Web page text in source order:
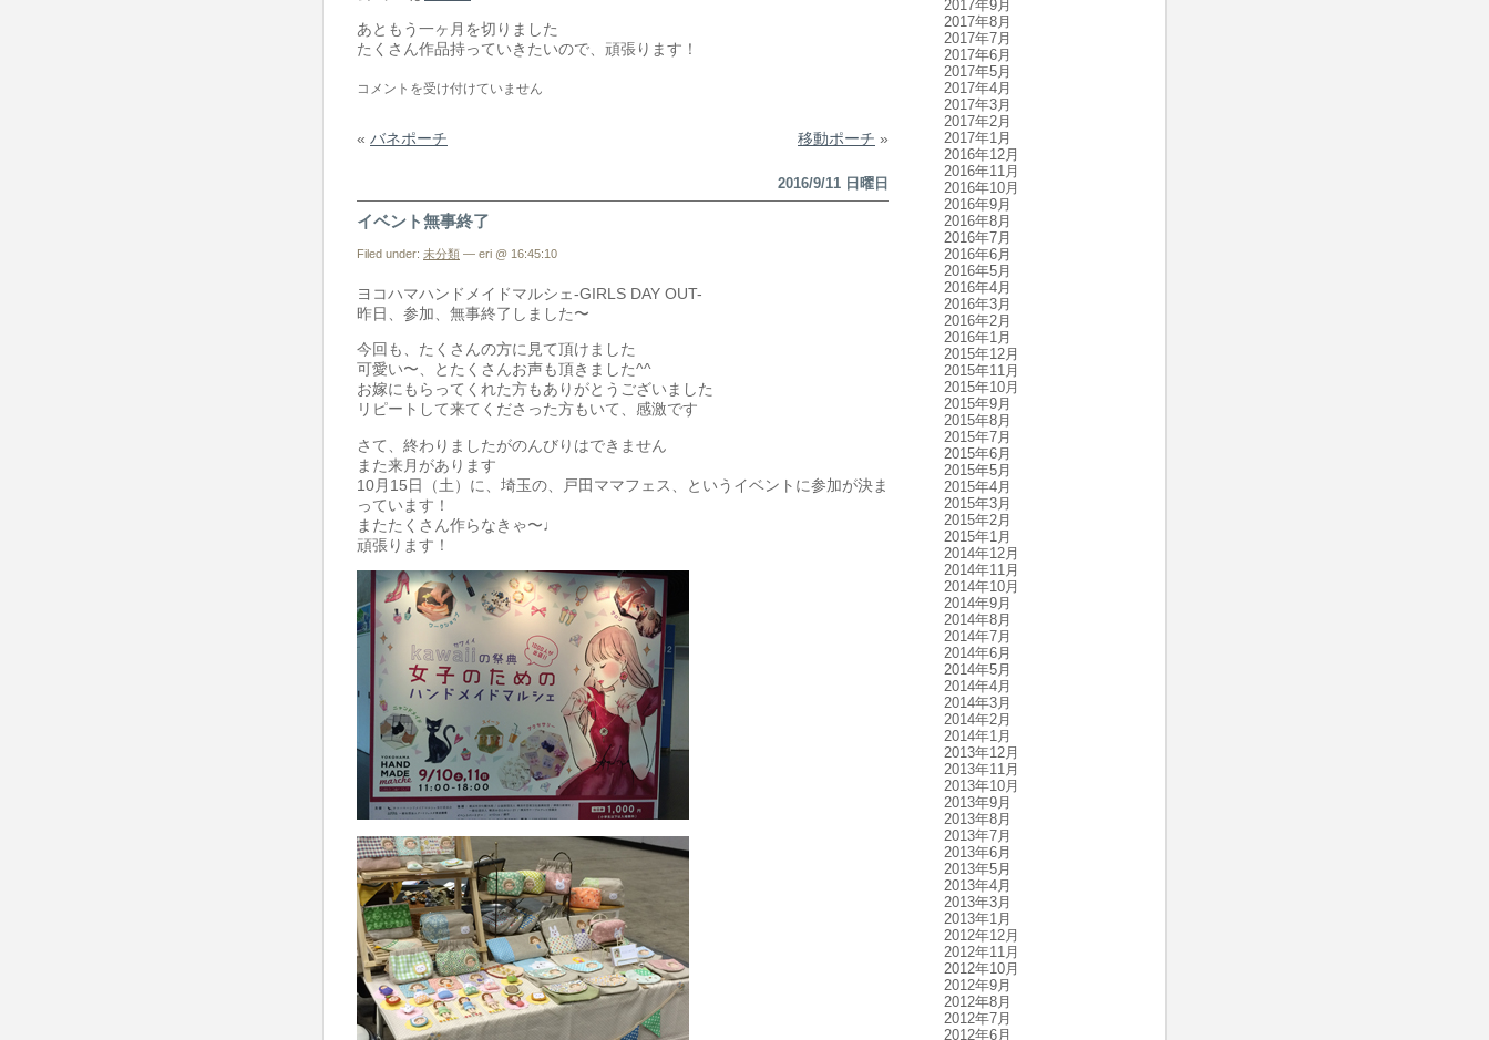
あともう一ヶ月を切りました
たくさん作品持っていきたいので、頑張ります！
移
ポ
チ
は
コメントを受け付けていません
« バネポーチ 移動ポーチ »
2016/9/11 日曜日
イベント無事終了
Filed under: 未分類 — eri @ 16:45:10
ヨコハマハンドメイドマルシェ-GIRLS DAY OUT-
昨日、参加、無事終了しました〜
今回も、たくさんの方に見て頂けました
可愛い〜、とたくさんお声も頂きました^^
お嫁にもらってくれた方もありがとうございました
リピートして来てくださった方もいて、感激です
さて、終わりましたがのんびりはできません
また来月があります
10月15日（土）に、埼玉の、戸田ママフェス、というイベントに参加が決ま
っています！
またたくさん作らなきゃ〜♩
頑張ります！
2017年9月
2017年8月
2017年7月
2017年6月
2017年5月
2017年4月
2017年3月
2017年2月
2017年1月
2016年12月
2016年11月
2016年10月
2016年9月
2016年8月
2016年7月
2016年6月
2016年5月
2016年4月
2016年3月
2016年2月
2016年1月
2015年12月
2015年11月
2015年10月
2015年9月
2015年8月
2015年7月
2015年6月
2015年5月
2015年4月
2015年3月
2015年2月
2015年1月
2014年12月
2014年11月
2014年10月
2014年9月
2014年8月
2014年7月
2014年6月
2014年5月
2014年4月
2014年3月
2014年2月
2014年1月
2013年12月
2013年11月
2013年10月
2013年9月
2013年8月
2013年7月
2013年6月
2013年5月
2013年4月
2013年3月
2013年1月
2012年12月
2012年11月
2012年10月
2012年9月
2012年8月
2012年7月
2012年6月